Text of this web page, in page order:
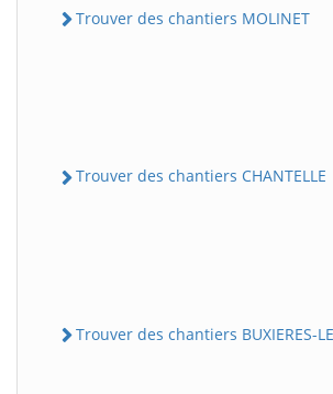
Trouver des chantiers MOLINET
Trouver des chantiers CHANTELLE
Trouver des chantiers BUXIERES-